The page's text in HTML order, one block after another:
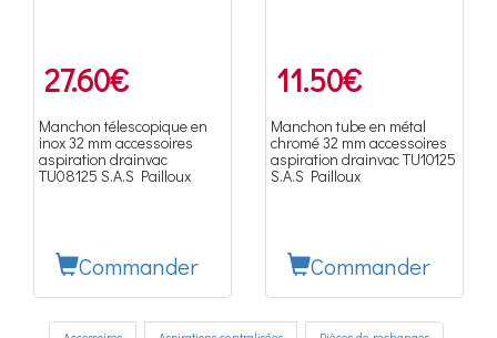
27.60€
Manchon télescopique en
inox 32 mm accessoires
aspiration drainvac
TU08125 S.A.S Pailloux
Commander
11.50€
Manchon tube en métal
chromé 32 mm accessoires
aspiration drainvac TU10125
S.A.S Pailloux
Commander